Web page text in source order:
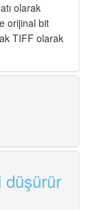
olarak
orijinal bit
TIFF olarak
düşürür